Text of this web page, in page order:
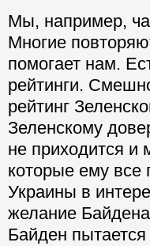
Мы, например,
Многие
помогает нам.
рейтинги.
рейтинг
Зеленскому
не приходится и
которые ему все
Украины в
желание
Байден